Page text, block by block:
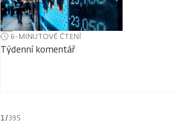
6-MINUTOVÉ ČTENÍ
Týdenní komentář
1 /395